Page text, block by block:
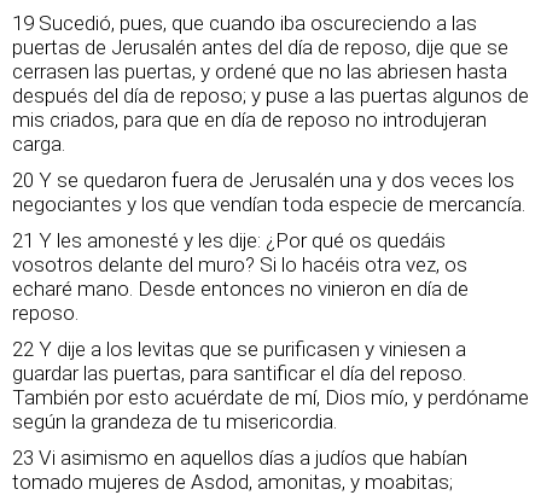
19 Sucedió, pues, que cuando iba oscureciendo a las
puertas de Jerusalén antes del día de reposo, dije que se
cerrasen las puertas, y ordené que no las abriesen hasta
después del día de reposo; y puse a las puertas algunos de
mis criados, para que en día de reposo no introdujeran
carga.
20 Y se quedaron fuera de Jerusalén una y dos veces los
negociantes y los que vendían toda especie de mercancía.
21 Y les amonesté y les dije: ¿Por qué os quedáis
vosotros delante del muro? Si lo hacéis otra vez, os
echaré mano. Desde entonces no vinieron en día de
reposo.
22 Y dije a los levitas que se purificasen y viniesen a
guardar las puertas, para santificar el día del reposo.
También por esto acuérdate de mí, Dios mío, y perdóname
según la grandeza de tu misericordia.
23 Vi asimismo en aquellos días a judíos que habían
tomado mujeres de Asdod, amonitas, y moabitas;